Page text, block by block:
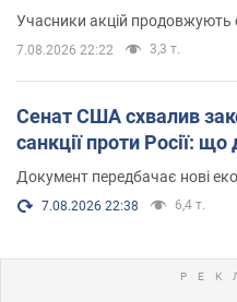
Учасники акцій продовжують
7.08.2026 22:22 3,3 т.
Сенат США схвалив
санкції проти Росії: що
Документ передбачає нові
7.08.2026 22:38 6,4 т.